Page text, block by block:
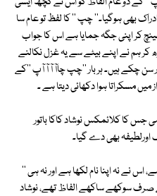
بھی ہوگیا۔'' چپ '' کا لفظ تو عام سا
کر اپنی جگہ جمایا ہے اس کا جواب
کر ہم نے اپنے بیٹے سے یہ غزل نکالنے
چکے ہیں۔ ہر بار ''چپ چاآ آ آ آپ ''کے
مسکراتا ہوا دکھائی دیتا ہے ۔
جس کا کلائمکس نوشاد کاکا باتور
اورلطیفہ بھی دے گیا۔
نے نہ اپنا نام لکھا ہے اور نہ ہی ''
صرف سوکھے ساکھے الفاظ تھے، نوشاد